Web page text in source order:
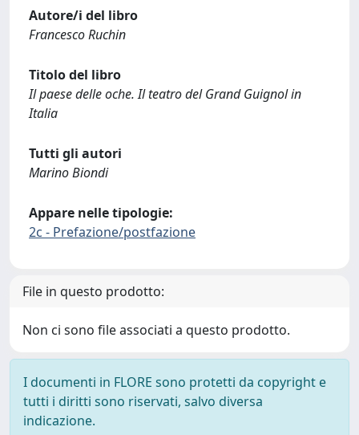
Autore/i del libro
Francesco Ruchin
Titolo del libro
Il paese delle oche. Il teatro del Grand Guignol in
Italia
Tutti gli autori
Marino Biondi
Appare nelle tipologie:
2c - Prefazione/postfazione
File in questo prodotto:
Non ci sono file associati a questo prodotto.
I documenti in FLORE sono protetti da copyright e
tutti i diritti sono riservati, salvo diversa
indicazione.